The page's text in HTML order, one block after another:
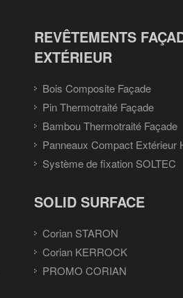
REVÊTEMENTS
EXTÉRIEUR
Bois Composite Façade
Pin Thermotraité Façade
Bambou Thermotraité Façade
Panneaux Compact Extérieur
Système de fixation SOLTEC
SOLID SURFACE
Corian STARON
Corian KERROCK
PROMO CORIAN